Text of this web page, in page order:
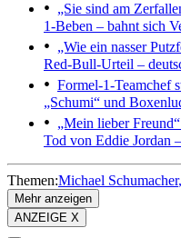
„Sie sind am
1-Beben – bahnt sich
„Wie ein nasser
Red-Bull-Urteil –
Formel-1-Teamchef
„Schumi“ und
„Mein lieber Freund“
Tod von Eddie Jordan
Themen:Michael Schumacher
Mehr anzeigen
ANZEIGE X